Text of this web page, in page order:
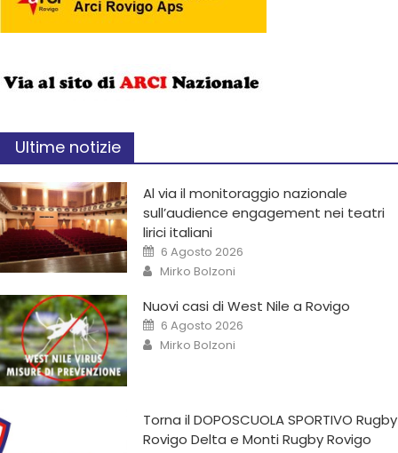
Ultime notizie
Al via il monitoraggio nazionale
sull’audience engagement nei teatri
lirici italiani
6 Agosto 2026
Mirko Bolzoni
Nuovi casi di West Nile a Rovigo
6 Agosto 2026
Mirko Bolzoni
Torna il DOPOSCUOLA SPORTIVO Rugby
Rovigo Delta e Monti Rugby Rovigo